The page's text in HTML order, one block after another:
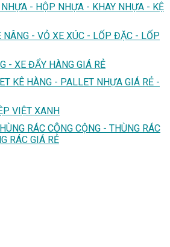
- HỘP NHỰA - KHAY NHỰA - KỆ
NÂNG - VỎ XE XÚC - LỐP ĐẶC - LỐP
- XE ĐẨY HÀNG GIÁ RẺ
KÊ HÀNG - PALLET NHỰA GIÁ RẺ -
VIỆT XANH
RÁC CÔNG CỘNG - THÙNG RÁC
RÁC GIÁ RẺ